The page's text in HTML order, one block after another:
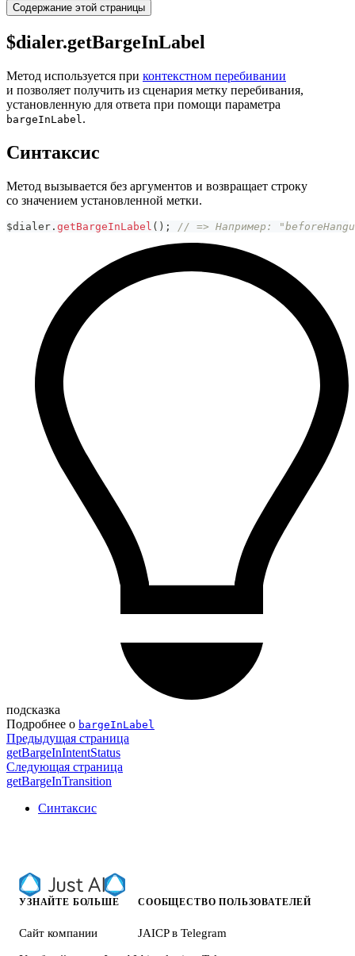
Содержание этой страницы
$dialer.getBargeInLabel
Метод используется при контекстном перебивании
и позволяет получить из сценария метку перебивания,
установленную для ответа при помощи параметра
bargeInLabel .
Синтаксис
Метод вызывается без аргументов и возвращает строку
со значением установленной метки.
$dialer . getBargeInLabel ( ) ; // => Например:
подсказка
Подробнее о bargeInLabel
Предыдущая страница
getBargeInIntentStatus
Следующая страница
getBargeInTransition
Синтаксис
УЗНАЙТЕ БОЛЬШЕ
Сайт компании
СООБЩЕСТВО ПОЛЬЗОВАТЕЛЕЙ
JAICP в Telegram